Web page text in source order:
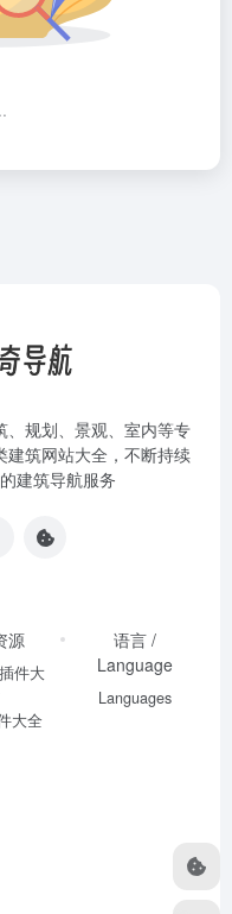
、规划、景观、室内等专
建筑网站大全，不断持续
建筑导航服务
源
件大
大全
语言 /
Language
Languages